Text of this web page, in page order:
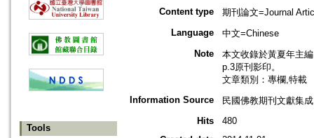
Tools
Content type
期刊論文=Journal
Language
中文=Chinese
Note
本文收錄於黃夏年主
p.3原刊影印。
文章類別：專欄,特載
Information Source
民國佛教期刊文獻集
Hits
480